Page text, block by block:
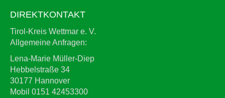
DIREKTKONTAKT
Tirol-Kreis Wettmar e. V.
Allgemeine Anfragen:
Lena-Marie Müller-Diep
Hebbelstraße 34
30177 Hannover
Mobil 0151 42453300